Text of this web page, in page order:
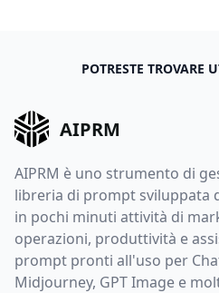
POTRESTE TROVARE
AIPRM
AIPRM è uno strumento di
libreria di prompt sviluppata
in pochi minuti attività di
operazioni, produttività e
prompt pronti all'uso per
Midjourney, GPT Image e